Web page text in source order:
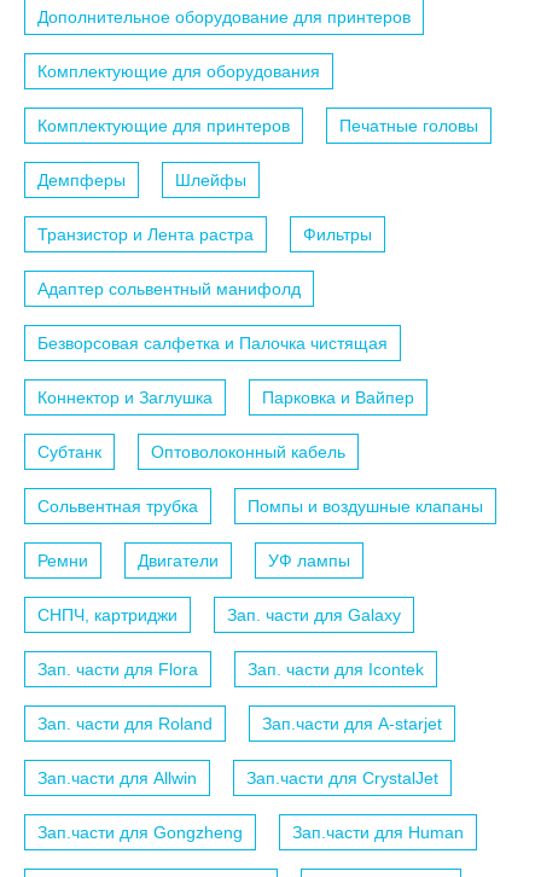
Дополнительное оборудование для принтеров
Комплектующие для оборудования
Комплектующие для принтеров Печатные головы
Демпферы Шлейфы
Транзистор и Лента растра Фильтры
Адаптер сольвентный манифолд
Безворсовая салфетка и Палочка чистящая
Коннектор и Заглушка Парковка и Вайпер
Субтанк Оптоволоконный кабель
Сольвентная трубка Помпы и воздушные клапаны
Ремни Двигатели УФ лампы
СНПЧ, картриджи Зап. части для Galaxy
Зап. части для Flora Зап. части для Icontek
Зап. части для Roland Зап.части для A-starjet
Зап.части для Allwin Зап.части для CrystalJet
Зап.части для Gongzheng Зап.части для Human